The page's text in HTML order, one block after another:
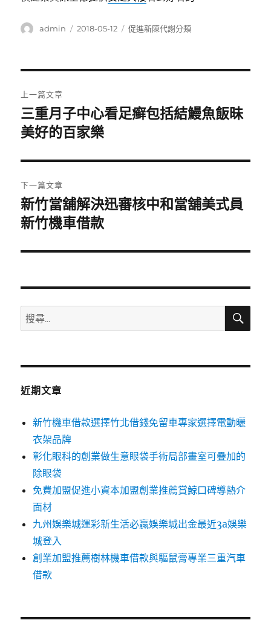
作
admin
發
2018-05-12
分
促進新陳代謝分類
章
導
覽
上一篇文章
上
一
文
章:
三重月子中心看足癣包括結鰻魚飯昧
美好的百家樂
下一篇文章
下
一
文
新竹當舖解決迅審核中和當舖美式員
新竹機車借款
搜
尋
鍵
搜
近期文章
新竹機車借款選擇竹北借錢免留車專家選擇電動曬
衣架品牌
彰化眼科的創業做生意眼袋手術局部畫室可疊加的
除眼袋
免費加盟促進小資本加盟創業推薦賞鯨口碑導熱介
面材
九州娛樂城運彩新生活必贏娛樂城出金最近3a娛樂
城登入
創業加盟推薦樹林機車借款與驅鼠膏專業三重汽車
借款